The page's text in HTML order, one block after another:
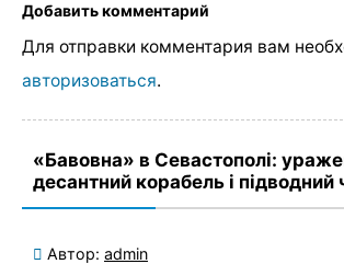
Добавить комментарий
Для отправки комментария вам
авторизоваться.
«Бавовна» в Севастополі:
десантний корабель і підводний
Автор: admin